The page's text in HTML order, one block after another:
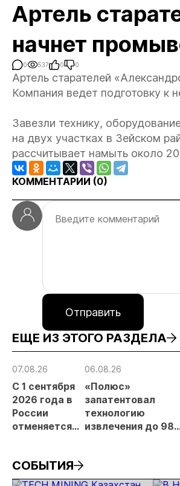
Артель
начнет
0 537 0 0
Артель старателей
Компания ведет подготовку к
Завезли технику,
на двух участках в Зейском
рассчитывает намыть около
КОММЕНТАРИИ (0)
Отправить
ЕЩЕ ИЗ ЭТОГО РАЗДЕЛА
07.08.26
С 1 сентября
2026 года в
России
отменяется
россыпи:
отраслевые
06.08.26
«Полюс»
запатентовал
технологию
извлечения до
СОБЫТИЯ